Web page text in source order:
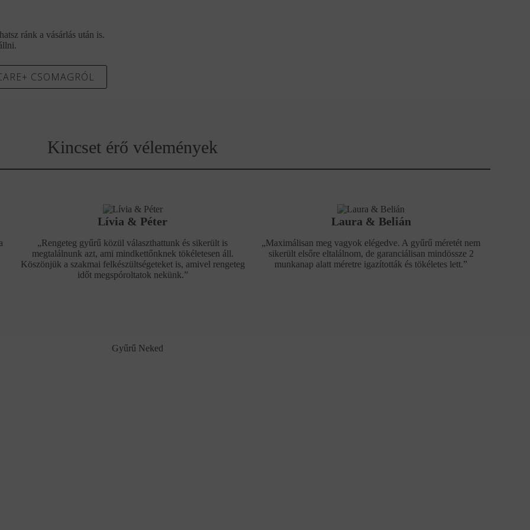
ránk a vásárlás után is.
CSOMAGRÓL
Kincset érő vélemények
Lívia & Péter
„Rengeteg gyűrű közül választhattunk és sikerült is
megtalálnunk azt, ami mindkettőnknek tökéletesen áll.
Köszönjük a szakmai felkészültségeteket is, amivel rengeteg
időt megspóroltatok nekünk.”
Laura & Belián
„Maximálisan meg vagyok elégedve. A gyűrű méretét nem
sikerült elsőre eltalálnom, de garanciálisan mindössze 2
munkanap alatt méretre igazították és tökéletes lett.”